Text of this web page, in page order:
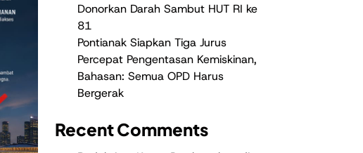
Donorkan Darah Sambut HUT RI ke
81
Pontianak Siapkan Tiga Jurus
Percepat Pengentasan Kemiskinan,
Bahasan: Semua OPD Harus
Bergerak
Recent Comments